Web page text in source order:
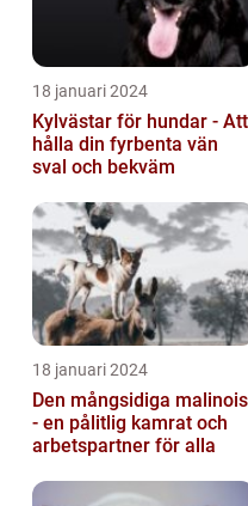
18 januari 2024
Kylvästar för hundar - Att
hålla din fyrbenta vän
sval och bekväm
18 januari 2024
Den mångsidiga malinois
- en pålitlig kamrat och
arbetspartner för alla